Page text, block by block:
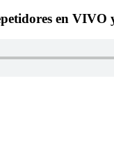
en VIVO